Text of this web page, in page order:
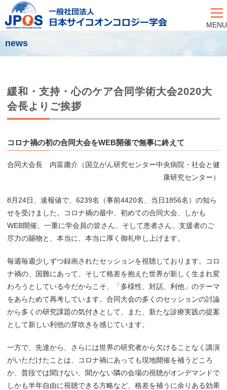
MENU
news
緩和・支持・心のケア合同学術大会2020大
会長よりご挨拶
コロナ禍の初の合同大会をWEB開催で無事に終えて
合同大会長 内富庸介（国立がん研究センター中央病院・社会と健
康研究センター）
8月24日、速報値で、6239名（事前4420名、当日1856名）の知ら
せを受けました。コロナ禍の最中、初めての合同大会、しかも
WEB開催、一重に学会員の皆さん、そして患者さん、支援者のご
尽力の賜物と、本当に、本当に厚く御礼申し上げます。
毎週毎週少しずつ録画されたセッションを視聴しております。コロ
ナ禍の、国難にあって、そして格差を抱えた世界が新しく生まれ変
わろうとしている今だからこそ、「多様性、対話、利他」のテーマ
をあらためて再考しています。合同大会の多くのセッションの討論
から多くの研究課題の気付きとして、また、新たな診療実践の提案
として新しい利他の芽吹きを感じています。
一方で、先達から、さらには世界の研究者から欠けることなく講演
がいただけたことは、コロナ禍にあっても現地開催を補うどころ
か、普段では聞けない、聞かない隣の会場の視聴がオンデマンドで
しかも半年自由に視聴できる方略など、格差を補うに余りある効果